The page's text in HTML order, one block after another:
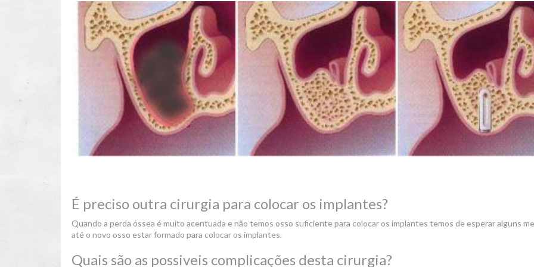
É preciso outra cirurgia para colocar os implantes?
Quando a perda óssea é muito acentuada e não temos osso suficiente para colocar os implantes temos de esperar alguns
até o novo osso estar formado para colocar os implantes.
Quais são as possiveis complicações desta cirurgia?